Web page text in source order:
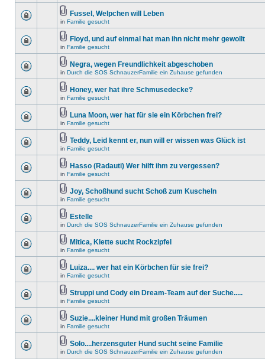
Fussel, Welpchen will Leben
in Familie gesucht
Floyd, und auf einmal hat man ihn nicht mehr gewollt
in Familie gesucht
Negra, wegen Freundlichkeit abgeschoben
in Durch die SOS SchnauzerFamilie ein Zuhause gefunden
Honey, wer hat ihre Schmusedecke?
in Familie gesucht
Luna Moon, wer hat für sie ein Körbchen frei?
in Familie gesucht
Teddy, Leid kennt er, nun will er wissen was Glück ist
in Familie gesucht
Hasso (Radauti) Wer hilft ihm zu vergessen?
in Familie gesucht
Joy, Schoßhund sucht Schoß zum Kuscheln
in Familie gesucht
Estelle
in Durch die SOS SchnauzerFamilie ein Zuhause gefunden
Mitica, Klette sucht Rockzipfel
in Familie gesucht
Luiza.... wer hat ein Körbchen für sie frei?
in Familie gesucht
Struppi und Cody ein Dream-Team auf der Suche.....
in Familie gesucht
Suzie....kleiner Hund mit großen Träumen
in Familie gesucht
Solo....herzensguter Hund sucht seine Familie
in Durch die SOS SchnauzerFamilie ein Zuhause gefunden